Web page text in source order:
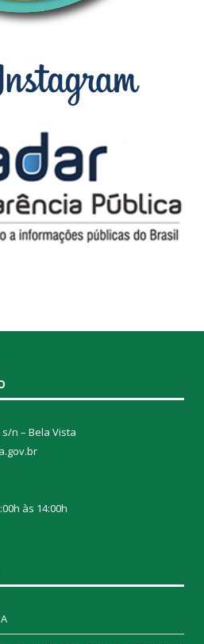
n – Bela Vista
às 14:00h